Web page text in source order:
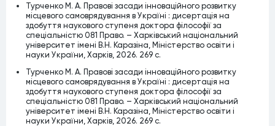
Турченко М. А. Правові засади інноваційного розвитку
місцевого самоврядування в Україні : дисертація на
здобуття наукового ступеня доктора філософії за
спеціальністю 081 Право. – Харківський національний
університет імені В.Н. Каразіна, Міністерство освіти і
науки України, Харків, 2026. 269 c.
Турченко М. А. Правові засади інноваційного розвитку
місцевого самоврядування в Україні : дисертація на
здобуття наукового ступеня доктора філософії за
спеціальністю 081 Право. – Харківський національний
університет імені В.Н. Каразіна, Міністерство освіти і
науки України, Харків, 2026. 269 c.